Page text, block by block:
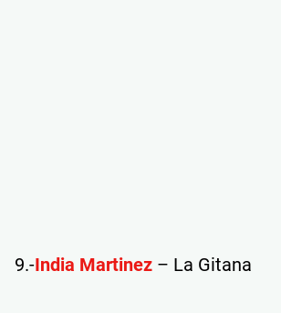
9.-India Martinez – La Gitana